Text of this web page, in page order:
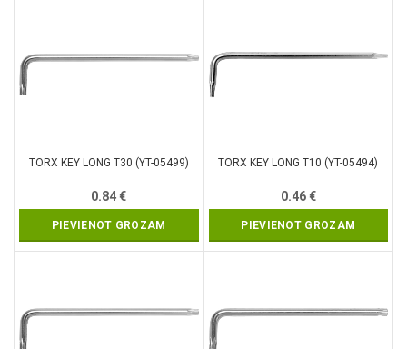
TORX KEY LONG T30 (YT-05499)
0.84€
PIEVIENOT GROZAM
TORX KEY LONG T10 (YT-05494)
0.46€
PIEVIENOT GROZAM